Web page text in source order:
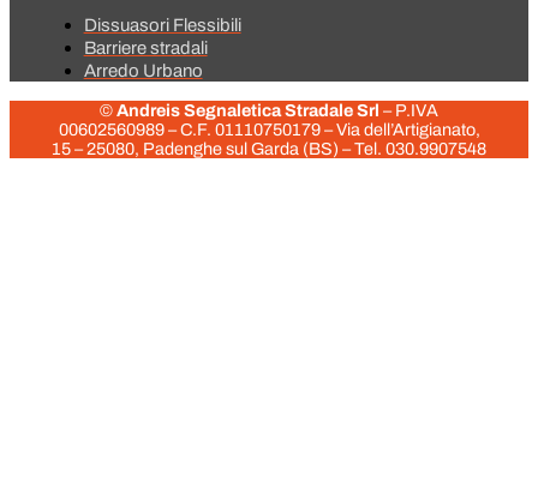
Dissuasori Flessibili
Barriere stradali
Arredo Urbano
©Andreis Segnaletica Stradale Srl – P.IVA
00602560989 – C.F. 01110750179– Via dell’Artigianato,
15 – 25080, Padenghe sul Garda (BS) – Tel. 030.9907548